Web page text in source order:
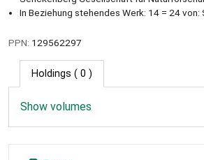
In Beziehung stehendes Werk: 14 = 24
PPN: 129562297
Holdings ( 0 )
Show volumes